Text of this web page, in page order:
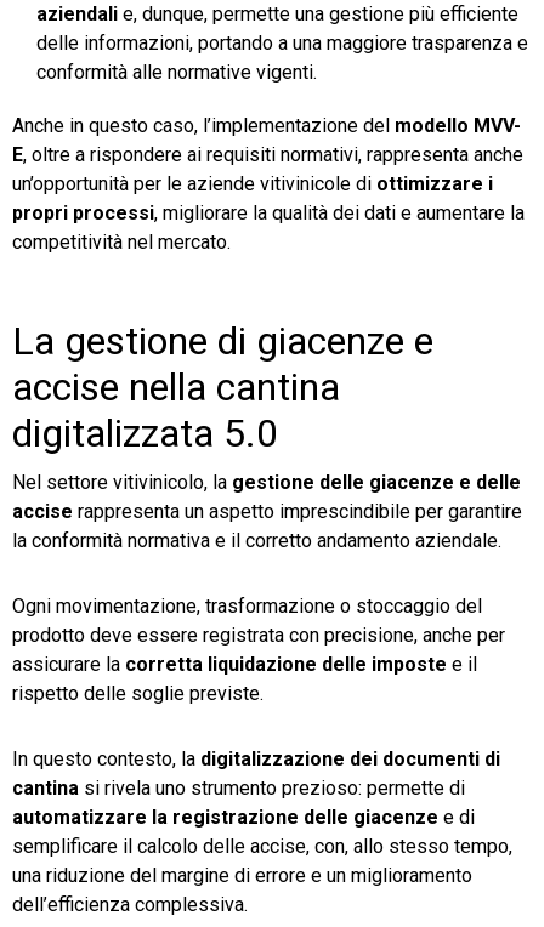
aziendali e, dunque, permette una gestione più efficiente
delle informazioni, portando a una maggiore trasparenza e
conformità alle normative vigenti.
Anche in questo caso, l’implementazione del modello MVV-
E, oltre a rispondere ai requisiti normativi, rappresenta anche
un’opportunità per le aziende vitivinicole di ottimizzare i
propri processi, migliorare la qualità dei dati e aumentare la
competitività nel mercato.
La gestione di giacenze e
accise nella cantina
digitalizzata 5.0
Nel settore vitivinicolo, la gestione delle giacenze e delle
accise rappresenta un aspetto imprescindibile per garantire
la conformità normativa e il corretto andamento aziendale.
Ogni movimentazione, trasformazione o stoccaggio del
prodotto deve essere registrata con precisione, anche per
assicurare la corretta liquidazione delle imposte e il
rispetto delle soglie previste.
In questo contesto, la digitalizzazione dei documenti di
cantina si rivela uno strumento prezioso: permette di
automatizzare la registrazione delle giacenze e di
semplificare il calcolo delle accise, con, allo stesso tempo,
una riduzione del margine di errore e un miglioramento
dell’efficienza complessiva.